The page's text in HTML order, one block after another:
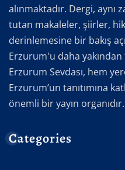
alınmaktadır. Dergi, aynı
tutan makaleler, şiirler,
derinlemesine bir bakış
Erzurum'u daha yakından
Erzurum Sevdası, hem
Erzurum’un tanıtımına
önemli bir yayın organıdır.
Categories